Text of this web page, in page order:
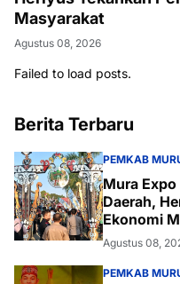
Masyarakat
Agustus 08, 2026
Failed to load posts.
Berita Terbaru
PEMKAB
Mura
Daerah,
Ekonomi
Agustus 08,
PEMKAB